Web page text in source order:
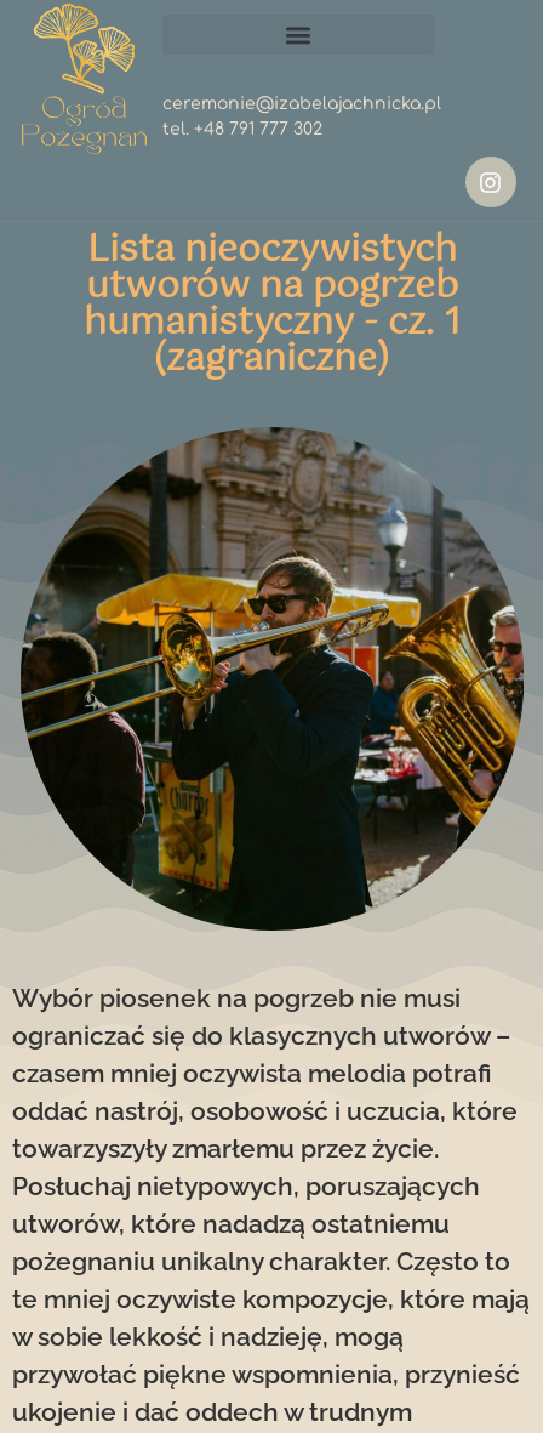
ceremonie@izabelajachnicka.pl
tel.+48 791 777 302
Lista nieoczywistych
utworów na pogrzeb
humanistyczny - cz. 1
(zagraniczne)
Wybór piosenek na pogrzeb nie musi
ograniczać się do klasycznych utworów –
czasem mniej oczywista melodia potrafi
oddać nastrój, osobowość i uczucia, które
towarzyszyły zmarłemu przez życie.
Posłuchaj nietypowych, poruszających
utworów, które nadadzą ostatniemu
pożegnaniu unikalny charakter. Często to
te mniej oczywiste kompozycje, które mają
w sobie lekkość i nadzieję, mogą
przywołać piękne wspomnienia, przynieść
ukojenie i dać oddech w trudnym